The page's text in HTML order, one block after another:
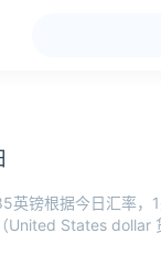
英镑根据今日汇率
United States dollar